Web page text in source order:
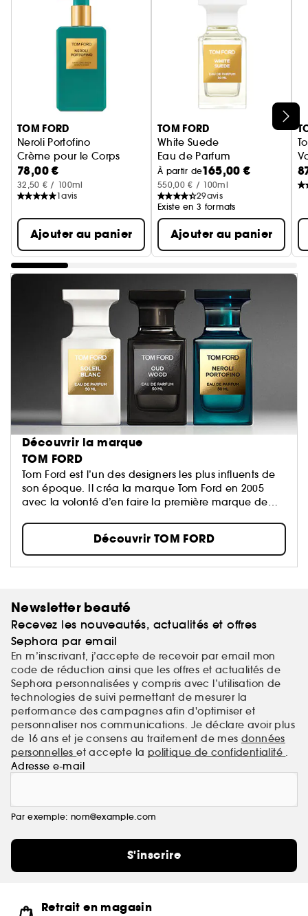
Ignorer le carrousel produits
TOM FORD
Neroli Portofino
Crème pour le Corps
78,00 €
32,50 € / 100ml
1avis
Ajouter au panier
TOM FORD
White Suede
Eau de Parfum
À partir de165,00 €
550,00 € / 100ml
29avis
Existe en 3 formats
Ajouter au panier
Découvrir la marque
TOM FORD
Tom Ford est l’un des designers les plus influents de
son époque. Il créa la marque Tom Ford en 2005
avec la volonté d’en faire la première marque de
Découvrir TOM FORD
Newsletter beauté
Recevez les nouveautés, actualités et offres
Sephora par email
En m’inscrivant, j’accepte de recevoir par email mon
code de réduction ainsi que les offres et actualités de
Sephora personnalisées y compris avec l’utilisation de
technologies de suivi permettant de mesurer la
performance des campagnes afin d'optimiser et
personnaliser nos communications. Je déclare avoir plus
de 16 ans et je consens au traitement de mes données
personnelleset accepte la politique de confidentialité .
Adresse e-mail
Par exemple: nom@example.com
S'inscrire
Retrait en magasin